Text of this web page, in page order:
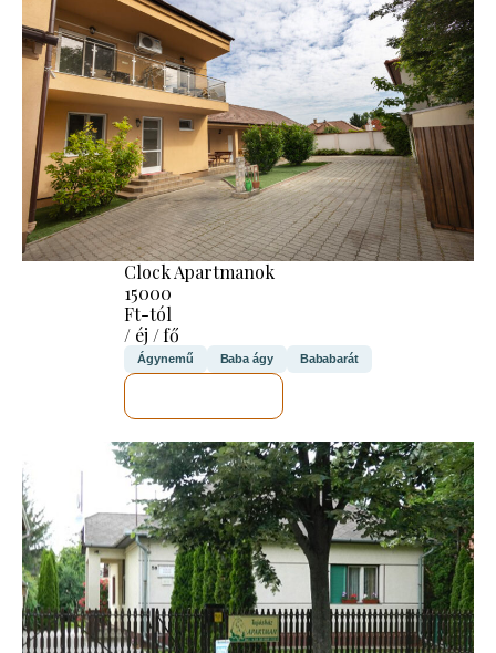
Clock Apartmanok
15000
Ft-tól
/ éj / fő
Ágynemű Baba ágy Bababarát